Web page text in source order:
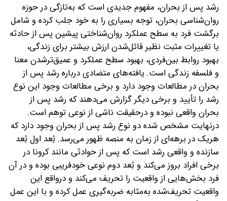
رشد پس از بحران، مفهوم جدیدی است که به‌تازگی در حوزه
روان‌شناسی بحران، توجه بسیاری را به خود جلب کرده و شامل
برگشت فرد به سطح عملکرد روان‌شناختی پیشین پس از حادثه
یا تغییرات مثبت نظیر قائل‌شدن ارزش بیشتر برای زندگی،
بهبود روابط بین‌فردی، بهبود سطح عملکرد و عمیق‌تر‌شدن معنا
و فلسفه زندگی است. یافته‌های متضادی درباره رشد پس از
بحران در مطالعات وجود دارد و برخی مطالعات وجود این نوع
رشد را تأیید و برخی دیگر گزارش می‌دهند که رشد پس از
بحران واقعی نبوده و درحقیقت ناشی از نوعی توهم است.
درنهایت مشخص شده دو نوع رشد پس از بحران وجود دارد که
هر‌یک در برهه‌ای از زمان به منصه ظهور می‌رسد. بُعد اول بُعد
سازنده و واقعی رشد است که پس از حوادثی مانند کرونا در
برخی افراد بروز می‌کند و بُعد دوم نوعی خودفریبی بوده و در آن
فرد بخش‌هایی از واقعیت را تحریف می‌کند و درواقع این
واقعیت تحریف‌شده به‌مثابه ضربه‌‌گیری عمل کرده و با این عمل